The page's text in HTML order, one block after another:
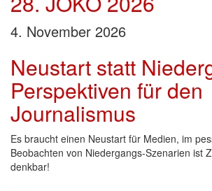
4. November 2026
Neustart statt
Perspektiven für den
Journalismus
Es braucht einen Neustart für Medien, im
Beobachten von Niedergangs-Szenarien ist
denkbar!